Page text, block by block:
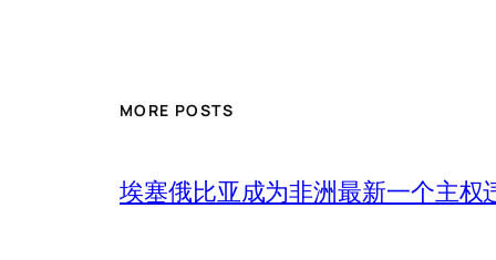
MORE POSTS
埃塞俄比亚成为非洲最新一个主权